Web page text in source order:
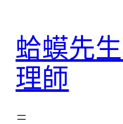
蛤蟆先
理師